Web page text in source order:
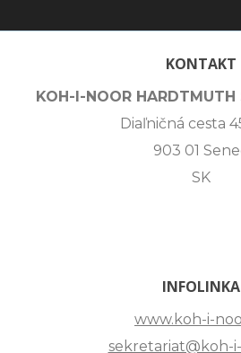
KONTAKT
KOH-I-NOOR HARDTMUTH
Diaľničná cesta
903 01
SK
INFOLINKA
www.koh-i-
sekretariat@koh-